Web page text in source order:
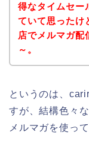
得なタイムセー
ていて思った
店でメルマガ配
～。
というのは、
すが、結構色々
メルマガを使っ